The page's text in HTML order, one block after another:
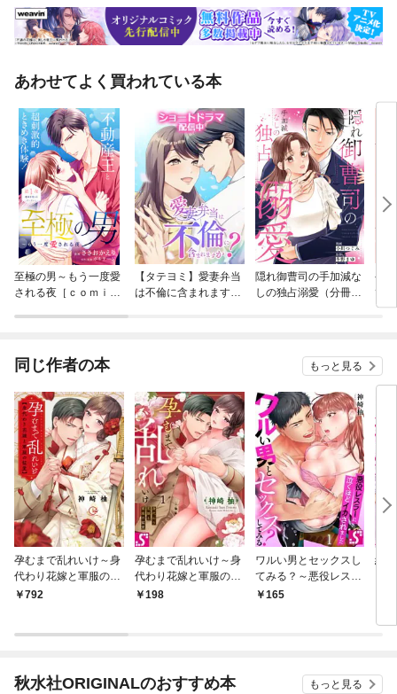
あわせてよく買われている本
至極の男～もう一度愛
される夜［ｃｏｍｉ
【タテヨミ】愛妻弁当
は不倫に含まれます
隠れ御曹司の手加減な
しの独占溺愛（分冊
や
て
同じ作者の本 もっと見る
孕むまで乱れいけ～身
代わり花嫁と軍服の猛
愛【単行本版】１【特
792
孕むまで乱れいけ～身
代わり花嫁と軍服の猛
愛１198
ワルい男とセックスし
てみる？～悪役レスラ
ーに泣くほどイカされ
165
絶
秋水社ORIGINALのおすすめ本 もっと見る